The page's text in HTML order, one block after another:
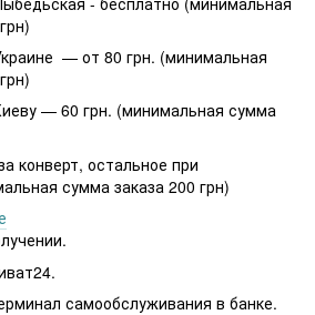
— от 80 грн. (минимальная
— 60 грн. (минимальная сумма
конверт, остальное при
сумма заказа 200 грн)
самообслуживания в банке.